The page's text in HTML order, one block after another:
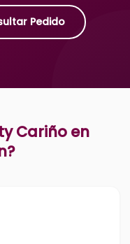
Pedido
Cariño en
?